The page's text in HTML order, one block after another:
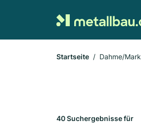
Startseite Dahme/Mark
40 Suchergebnisse für